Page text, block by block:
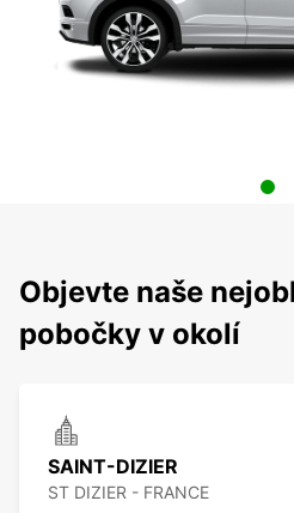
Objevte naše
pobočky v okolí
SAINT-DIZIER
ST DIZIER - FRANCE